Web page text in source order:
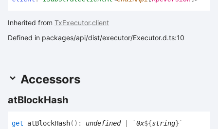
Inherited from TxExecutor.client
Defined in packages/api/dist/executor/Executor.d.ts:10
Accessors
atBlockHash
get atBlockHash( ) : undefined| `0x${string} `